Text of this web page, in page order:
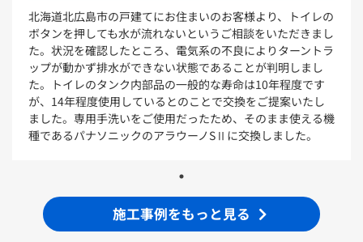
浴室
シンラ サザナ
キッチン
北海道北広島市の戸建てにお住まいのお客様より、トイレの
ボタンを押しても水が流れないというご相談をいただきまし
た。状況を確認したところ、電気系の不良によりターントラ
ップが動かず排水ができない状態であることが判明しまし
た。トイレのタンク内部品の一般的な寿命は10年程度です
が、14年程度使用しているとのことで交換をご提案いたし
ました。専用手洗いをご使用だったため、そのまま使える機
種であるパナソニックのアラウーノSⅡに交換しました。
施工事例をもっと見る